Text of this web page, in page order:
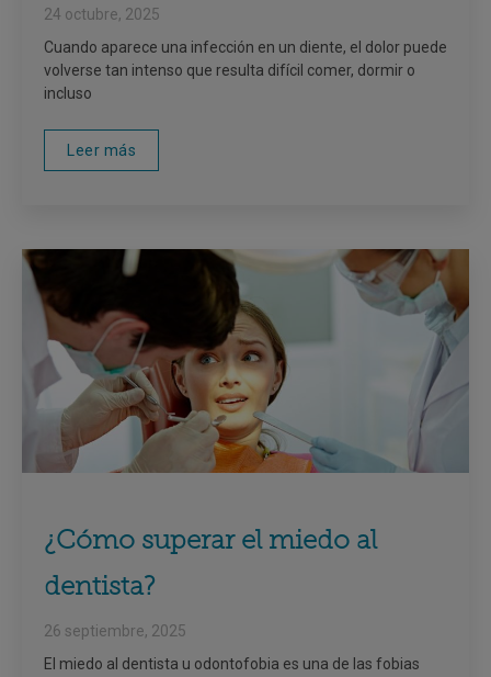
24 octubre, 2025
Cuando aparece una infección en un diente, el dolor puede
volverse tan intenso que resulta difícil comer, dormir o
incluso
Leer más
¿Cómo superar el miedo al
dentista?
26 septiembre, 2025
El miedo al dentista u odontofobia es una de las fobias